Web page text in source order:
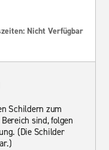
Nicht Verfügbar
Schildern zum
sind, folgen
(Die Schilder